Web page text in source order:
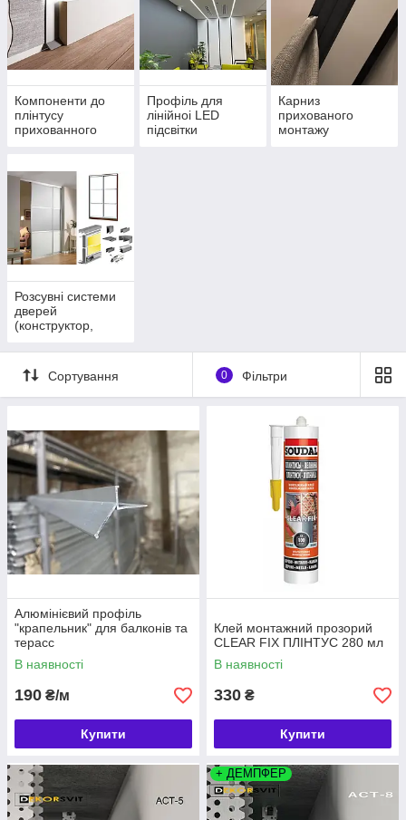
Компоненти до
плінтусу
прихованного
Профіль для
лінійноі LED
підсвітки
Карниз
прихованого
монтажу
Розсувні системи
дверей
(конструктор,
міжкімнатні
перегородки)
Сортування 0 Фільтри
Алюмінієвий профіль
"крапельник" для балконів та
терасс
В наявності
190 ₴/м
Купити
Клей монтажний прозорий
CLEAR FIX ПЛІНТУС 280 мл
В наявності
330 ₴
Купити
+ ДЕМПФЕР